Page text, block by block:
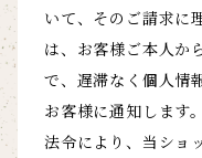
いて、そのご請求に
は、お客様ご本人か
で、遅滞なく個人情
お客様に通知します
法令により、当ショ